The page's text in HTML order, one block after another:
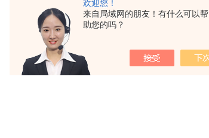
欢迎您！
来自局域网的朋友！有什么可以帮
助您的吗？